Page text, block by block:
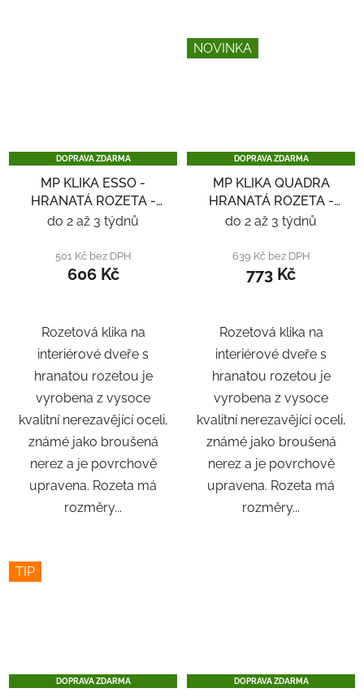
DOPRAVA ZDARMA
MP KLIKA ESSO -
HRANATÁ ROZETA -
NEREZ
do 2 až 3 týdnů
501 Kč bez DPH
606 Kč
Rozetová klika na
interiérové ​​dveře s
hranatou rozetou je
vyrobena z vysoce
kvalitní nerezavějící oceli,
známé jako broušená
nerez a je povrchově
upravena. Rozeta má
rozměry...
NOVINKA
DOPRAVA ZDARMA
MP KLIKA QUADRA
HRANATÁ ROZETA -
NEREZ
do 2 až 3 týdnů
639 Kč bez DPH
773 Kč
Rozetová klika na
interiérové ​​dveře s
hranatou rozetou je
vyrobena z vysoce
kvalitní nerezavějící oceli,
známé jako broušená
nerez a je povrchově
upravena. Rozeta má
rozměry...
TIP
DOPRAVA ZDARMA DOPRAVA ZDARMA